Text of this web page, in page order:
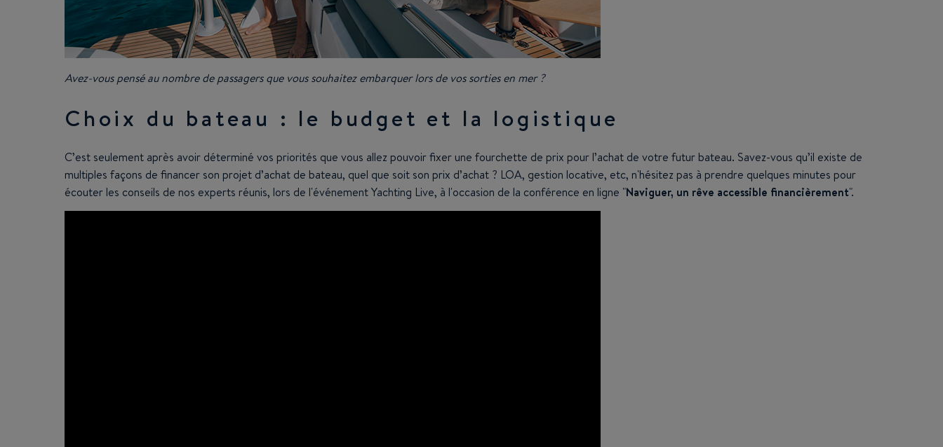
Avez-vous pensé au nombre de passagers que vous souhaitez embarquer lors de vos sorties en mer ?
Choix du bateau : le budget et la logistique
C’est seulement après avoir déterminé vos priorités que vous allez pouvoir fixer une fourchette de prix pour l’achat de votre futur bateau. Savez-vous qu’il existe de
multiples façons de financer son projet d’achat de bateau, quel que soit son prix d’achat ? LOA, gestion locative, etc, n'hésitez pas à prendre quelques minutes pour
écouter les conseils de nos experts réunis, lors de l'événement Yachting Live, à l'occasion de la conférence en ligne "Naviguer, un rêve accessible financièrement".